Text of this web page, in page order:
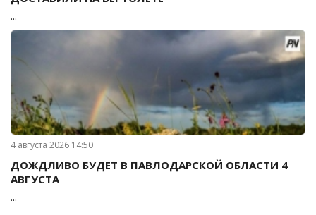
...
4 августа 2026 14:50
ДОЖДЛИВО БУДЕТ В ПАВЛОДАРСКОЙ ОБЛАСТИ 4
АВГУСТА
...